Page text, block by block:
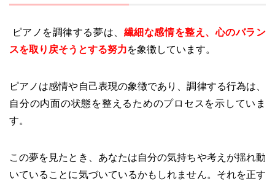
ピアノを調律する夢は、 繊細な感情を整え、心のバラン
スを取り戻そうとする努力を象徴しています。
ピアノは感情や自己表現の象徴であり、調律する行為は、
自分の内面の状態を整えるためのプロセスを示していま
す。
この夢を見たとき、あなたは自分の気持ちや考えが揺れ動
いていることに気づいているかもしれません。それを正す